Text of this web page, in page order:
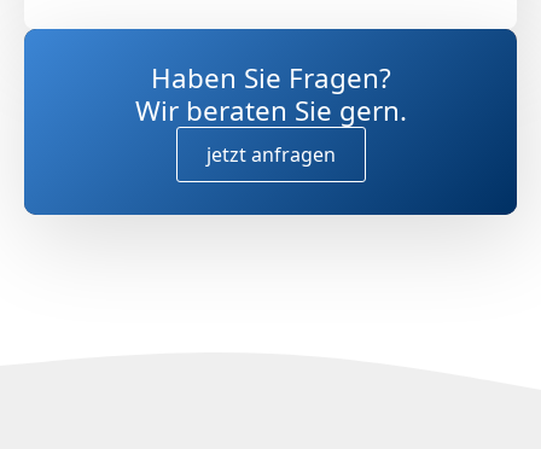
Haben Sie Fragen?
Wir beraten Sie gern.
jetzt anfragen